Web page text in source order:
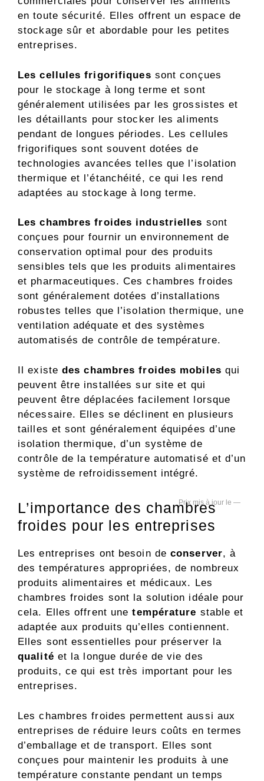
en toute sécurité. Elles offrent un espace de
stockage sûr et abordable pour les petites
entreprises.
Les cellules frigorifiques sont conçues
pour le stockage à long terme et sont
généralement utilisées par les grossistes et
les détaillants pour stocker les aliments
pendant de longues périodes. Les cellules
frigorifiques sont souvent dotées de
technologies avancées telles que l’isolation
thermique et l’étanchéité, ce qui les rend
adaptées au stockage à long terme.
Les chambres froides industrielles sont
conçues pour fournir un environnement de
conservation optimal pour des produits
sensibles tels que les produits alimentaires
et pharmaceutiques. Ces chambres froides
sont généralement dotées d’installations
robustes telles que l’isolation thermique, une
ventilation adéquate et des systèmes
automatisés de contrôle de température.
Il existe des chambres froides mobiles qui
peuvent être installées sur site et qui
peuvent être déplacées facilement lorsque
nécessaire. Elles se déclinent en plusieurs
tailles et sont généralement équipées d’une
isolation thermique, d’un système de
contrôle de la température automatisé et d’un
système de refroidissement intégré.
—
L’importance des chambres
froides pour les entreprises
Les entreprises ont besoin de conserver, à
des températures appropriées, de nombreux
produits alimentaires et médicaux. Les
chambres froides sont la solution idéale pour
cela. Elles offrent unetempérature stable et
adaptée aux produits qu’elles contiennent.
Elles sont essentielles pour préserver la
qualité et la longue durée de vie des
produits, ce qui est très important pour les
entreprises.
Les chambres froides permettent aussi aux
entreprises de réduire leurs coûts en termes
d’emballage et de transport. Elles sont
conçues pour maintenir les produits à une
température constante pendant un temps